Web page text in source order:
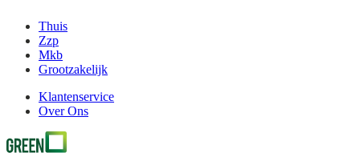
Thuis
Zzp
Mkb
Grootzakelijk
Klantenservice
Over Ons